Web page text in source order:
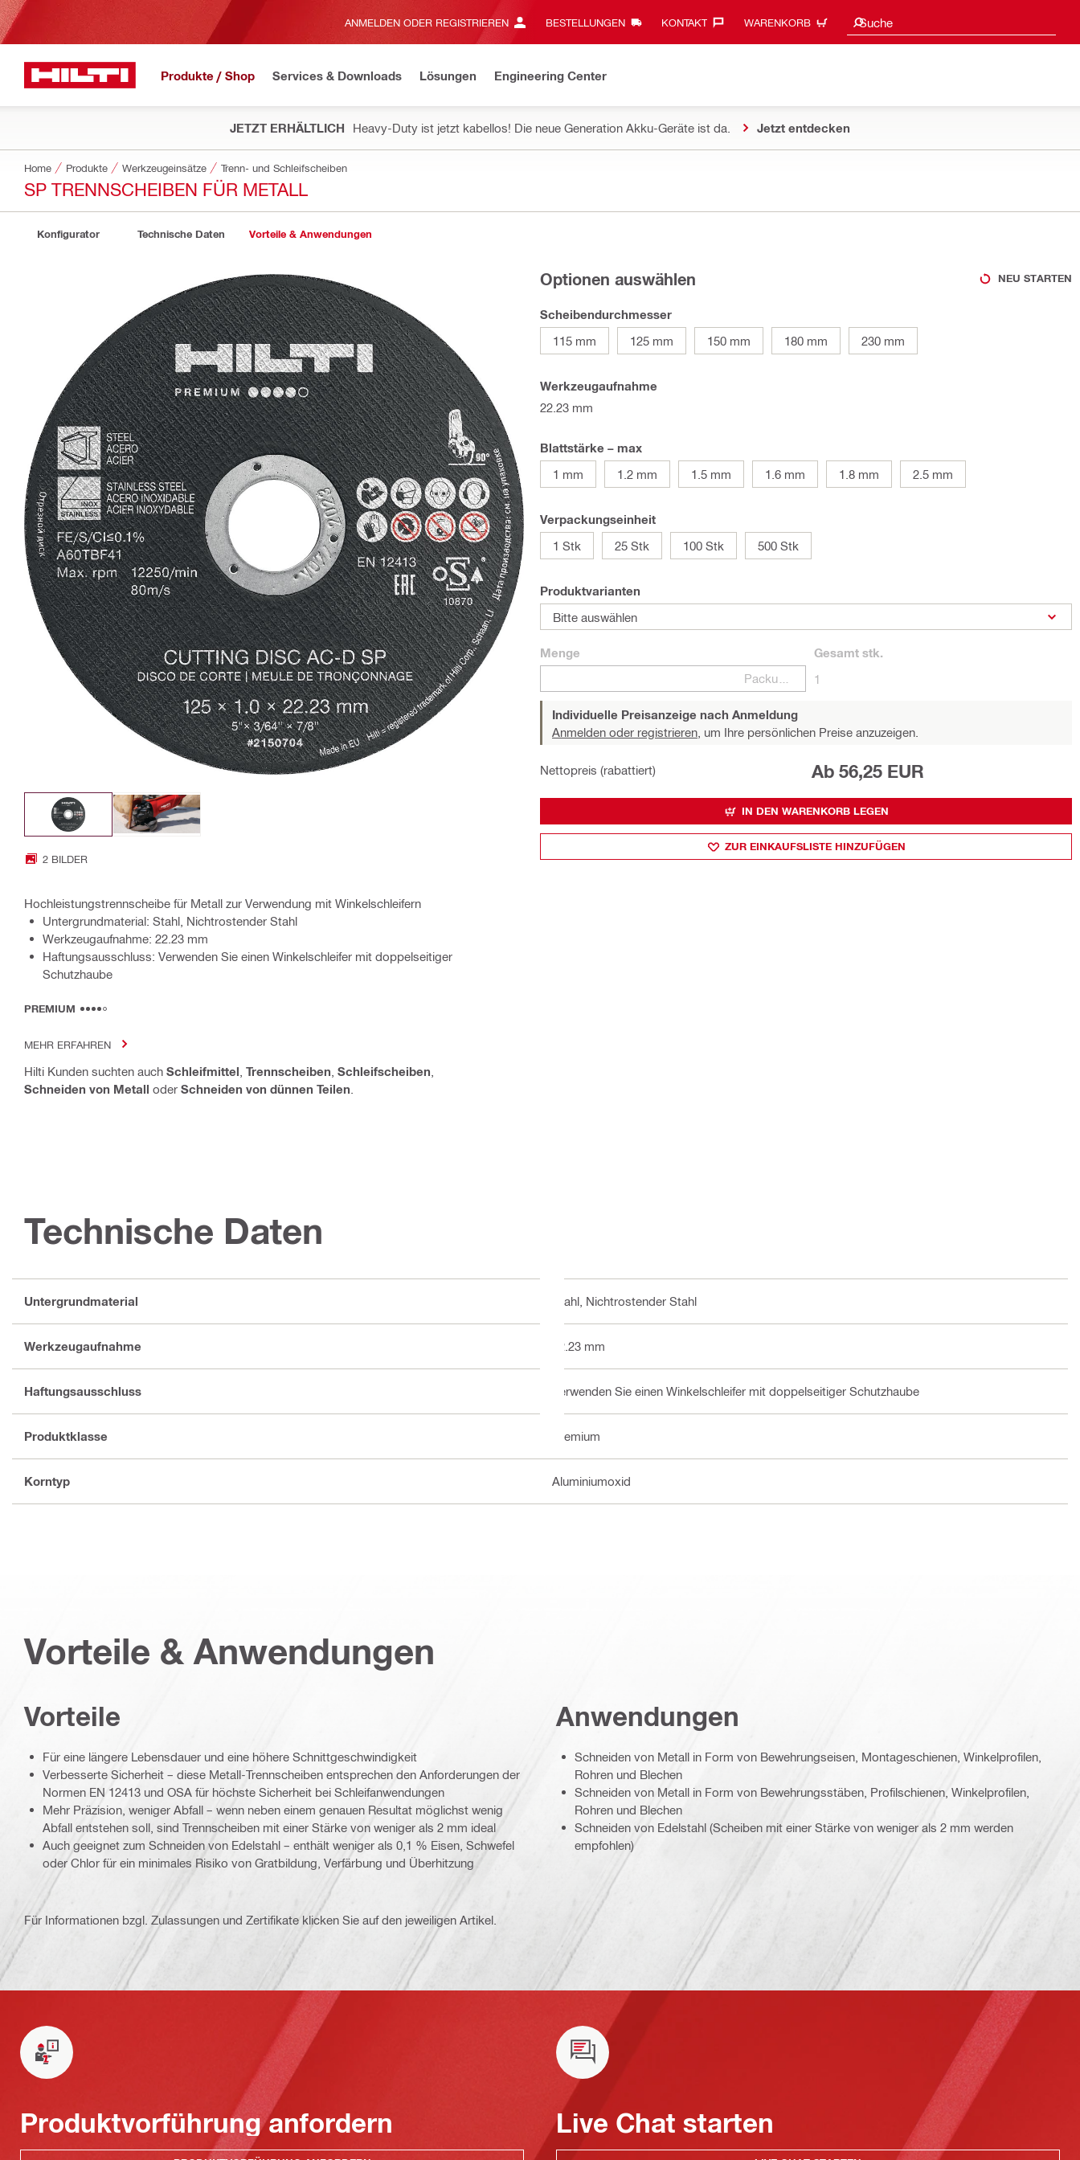
ANMELDEN ODER REGISTRIEREN BESTELLUNGEN KONTAKT‎ WARENKORB Suche
Suchvorschläge
Produkte / Shop Services & Downloads Lösungen Engineering Center
JETZT ERHÄLTLICH Heavy-Duty ist jetzt kabellos! Die neue Generation Akku-Geräte ist da. Jetzt entdecken
Home Produkte Werkzeugeinsätze Trenn- und Schleifscheiben
SP TRENNSCHEIBEN FÜR METALL
Konfigurator Technische Daten Vorteile & Anwendungen
2 BILDER
Hochleistungstrennscheibe für Metall zur Verwendung mit Winkelschleifern
Untergrundmaterial: Stahl, Nichtrostender Stahl
Werkzeugaufnahme: 22.23 mm
Haftungsausschluss: Verwenden Sie einen Winkelschleifer mit doppelseitiger
Schutzhaube
PREMIUM
MEHR ERFAHREN
Hilti Kunden suchten auch Schleifmittel Trennscheiben Schleifscheiben
Schneiden von Metall oder Schneiden von dünnen Teilen
Optionen auswählen NEU STARTEN
Scheibendurchmesser
115 mm
125 mm 150 mm 180 mm 230 mm
Werkzeugaufnahme
22.23 mm
Blattstärke – max
1 mm
1.2 mm 1.5 mm 1.6 mm 1.8 mm 2.5 mm
Verpackungseinheit
1 Stk
25 Stk 100 Stk 500 Stk
Produktvarianten
Bitte auswählen
Menge
Gesamt stk.
1
Individuelle Preisanzeige nach Anmeldung
Anmelden oder registrieren, um Ihre persönlichen Preise anzuzeigen.
Nettopreis (rabattiert) Ab 56,25 EUR
IN DEN WARENKORB LEGEN
ZUR EINKAUFSLISTE HINZUFÜGEN
Technische Daten
Untergrundmaterial Stahl, Nichtrostender Stahl
Werkzeugaufnahme 22.23 mm
Haftungsausschluss Verwenden Sie einen Winkelschleifer mit doppelseitiger Schutzhaube
Produktklasse Premium
Korntyp Aluminiumoxid
Vorteile & Anwendungen
Vorteile
Für eine längere Lebensdauer und eine höhere Schnittgeschwindigkeit
Verbesserte Sicherheit – diese Metall-Trennscheiben entsprechen den Anforderungen der
Normen EN 12413 und OSA für höchste Sicherheit bei Schleifanwendungen
Mehr Präzision, weniger Abfall – wenn neben einem genauen Resultat möglichst wenig
Abfall entstehen soll, sind Trennscheiben mit einer Stärke von weniger als 2 mm ideal
Auch geeignet zum Schneiden von Edelstahl – enthält weniger als 0,1 % Eisen, Schwefel
oder Chlor für ein minimales Risiko von Gratbildung, Verfärbung und Überhitzung
Anwendungen
Schneiden von Metall in Form von Bewehrungseisen, Montageschienen, Winkelprofilen,
Rohren und Blechen
Schneiden von Metall in Form von Bewehrungsstäben, Profilschienen, Winkelprofilen,
Rohren und Blechen
Schneiden von Edelstahl (Scheiben mit einer Stärke von weniger als 2 mm werden
empfohlen)
Für Informationen bzgl. Zulassungen und Zertifikate klicken Sie auf den jeweiligen Artikel.
Produktvorführung anfordern Live Chat starten